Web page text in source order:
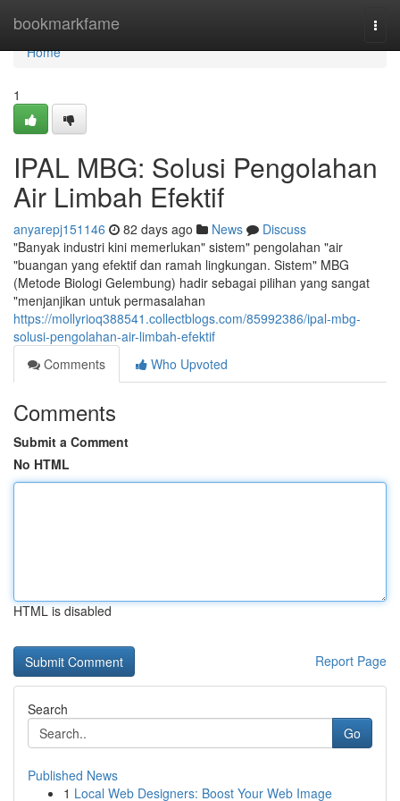
bookmarkfame
Home
Home
1
IPAL MBG: Solusi Pengolahan
Air Limbah Efektif
anyarepj151146 82 days ago News
Discuss
"Banyak industri kini memerlukan" sistem" pengolahan "air
"buangan yang efektif dan ramah lingkungan. Sistem" MBG
(Metode Biologi Gelembung) hadir sebagai pilihan yang sangat
"menjanjikan untuk permasalahan
https://mollyrioq388541.collectblogs.com/85992386/ipal-mbg-
solusi-pengolahan-air-limbah-efektif
Comments
Who Upvoted
Comments
Submit a Comment
No HTML
HTML is disabled
Report Page
Search
Go
Published News
1 Local Web Designers: Boost Your Web Image